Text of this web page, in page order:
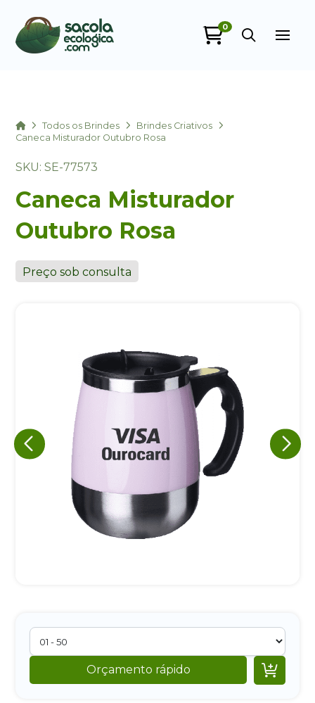
0
HomeTodos os Brindes
Brindes Criativos
Caneca Misturador Outubro Rosa
SKU: SE-77573
Caneca Misturador
Outubro Rosa
Preço sob consulta
Orçamento rápido 
Eu concordo em receber comunicações.
A nossa empresa está comprometida a proteger e respeitar
sua privacidade, utilizaremos seus dados apenas para fins
de marketing. Você pode alterar suas preferências a
qualquer momento.
Iniciar conversa